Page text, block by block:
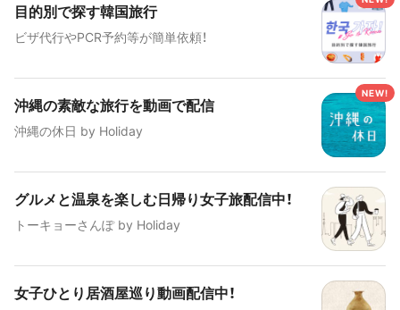
目的別で探す韓国旅行
ビザ代行やPCR予約等が簡単依頼！
沖縄の素敵な旅行を動画で配信
沖縄の休日 by Holiday
グルメと温泉を楽しむ日帰り女子旅配信中！
トーキョーさんぽ by Holiday
女子ひとり居酒屋巡り動画配信中！